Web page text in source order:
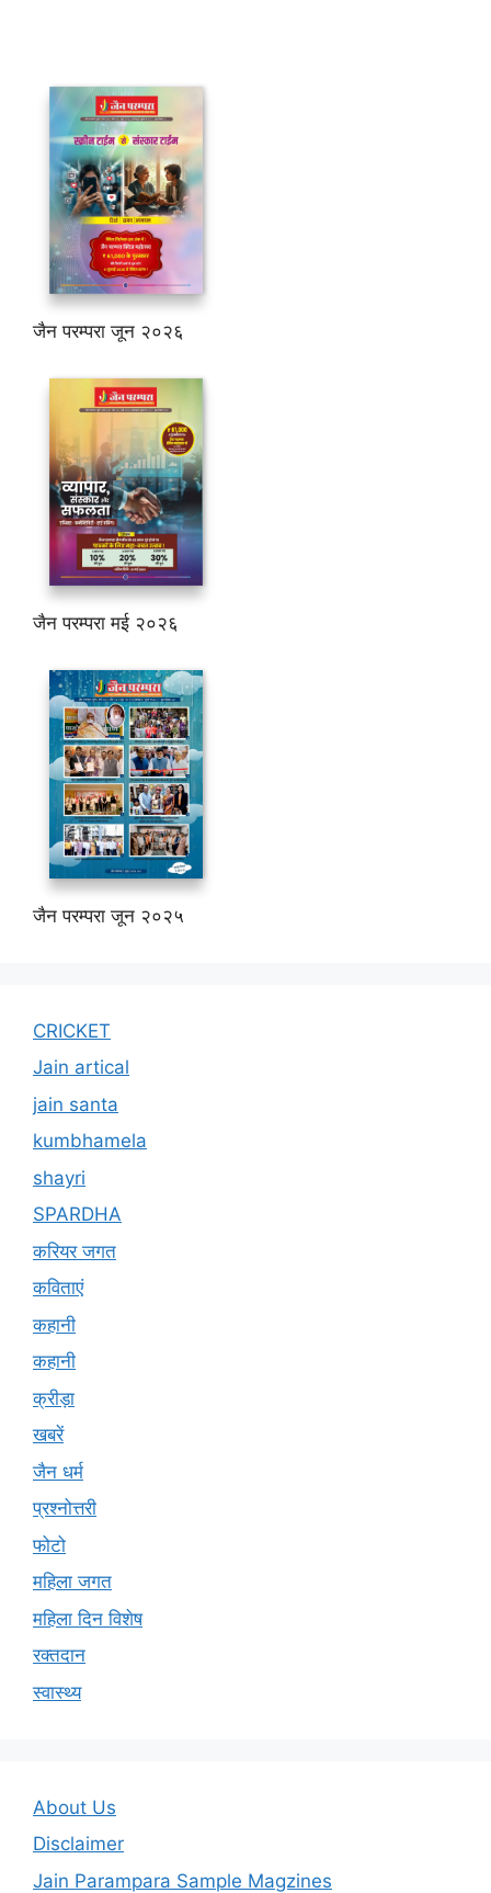
जैन परम्परा जून २०२६
जैन परम्परा मई २०२६
जैन परम्परा जून २०२५
CRICKET
Jain artical
jain santa
kumbhamela
shayri
SPARDHA
करियर जगत
कविताएं
कहानी
कहानी
क्रीड़ा
खबरें
जैन धर्म
प्रश्नोत्तरी
फोटो
महिला जगत
महिला दिन विशेष
रक्तदान
स्वास्थ्य
About Us
Disclaimer
Jain Parampara Sample Magzines